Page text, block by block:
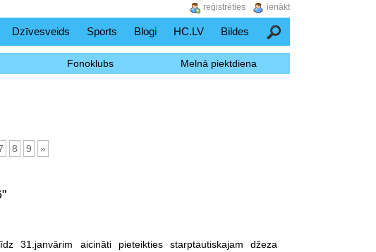
Dzīvesveids Sports Blogi HC.LV Bildes Meklēšana
Fonoklubs Melnā piektdiena
8 9 »
31.janvārim aicināti pieteikties starptautiskajam džeza
ienākt
reģistrēties